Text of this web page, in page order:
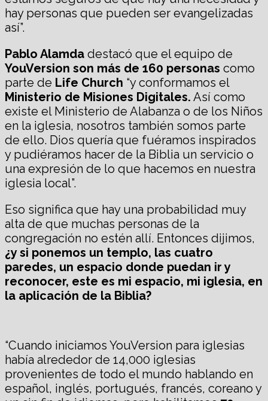
hay personas que pueden ser evangelizadas
así”.
Pablo Alamda destacó que el equipo de
YouVersion son más de 160 personas como
parte de Life Church “y conformamos el
Ministerio de Misiones Digitales. Así como
existe el Ministerio de Alabanza o de los Niños
en la iglesia, nosotros también somos parte
de ello. Dios quería que fuéramos inspirados
y pudiéramos hacer de la Biblia un servicio o
una expresión de lo que hacemos en nuestra
iglesia local”.
Eso significa que hay una probabilidad muy
alta de que muchas personas de la
congregación no estén allí. Entonces dijimos,
¿y si ponemos un templo, las cuatro
paredes, un espacio donde puedan ir y
reconocer, este es mi espacio, mi iglesia, en
la aplicación de la Biblia?
“Cuando iniciamos YouVersion para iglesias
había alrededor de 14,000 iglesias
provenientes de todo el mundo hablando en
español, inglés, portugués, francés, coreano y